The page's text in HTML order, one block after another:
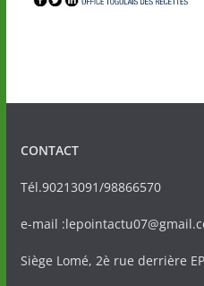
CONTACT
Tél.90213091/98866570
e-mail
Siège Lomé, 2è rue derrière